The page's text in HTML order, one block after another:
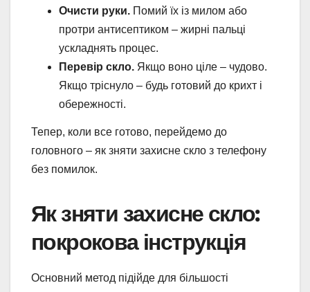
Очисти руки. Помий їх із милом або
протри антисептиком – жирні пальці
ускладнять процес.
Перевір скло. Якщо воно ціле – чудово.
Якщо тріснуло – будь готовий до крихт і
обережності.
Тепер, коли все готово, перейдемо до
головного – як зняти захисне скло з телефону
без помилок.
Як зняти захисне скло:
покрокова інструкція
Основний метод підійде для більшості